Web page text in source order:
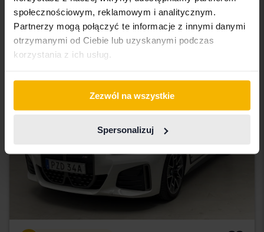
społecznościowym, reklamowym i analitycznym.
Partnerzy mogą połączyć te informacje z innymi danymi
otrzymanymi od Ciebie lub uzyskanymi podczas
korzystania z ich usług.
Zezwól na wszystkie
Spersonalizuj
Åkersberga (Runö)
Cena startowa 262 000 SEK
Z finansowaniem 2 232 SEK/miesiąc
wtorek